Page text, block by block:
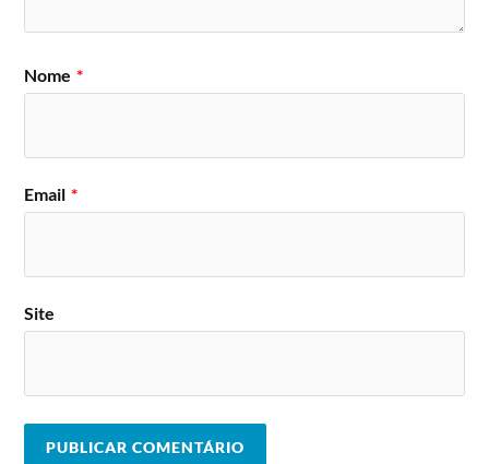
Nome *
Email *
Site